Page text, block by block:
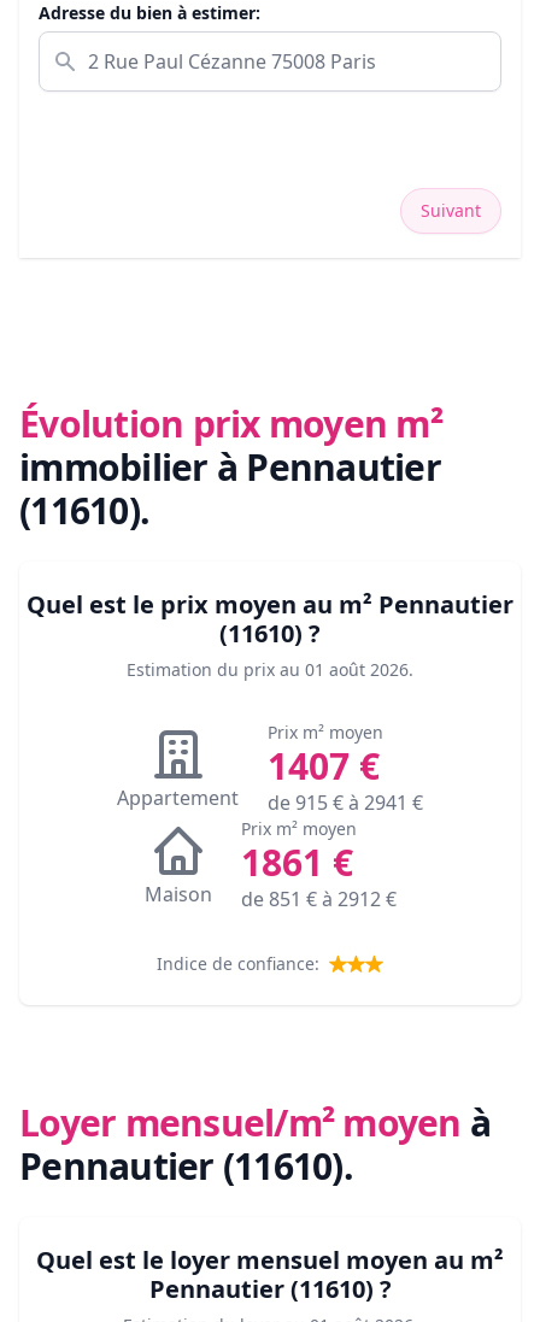
Adresse du bien à estimer:
Suivant
Évolution prix moyen m²
immobilier à Pennautier
(11610).
Quel est le prix moyen au m² Pennautier
(11610) ?
Estimation du prix au 01 août 2026.
Appartement
Prix m² moyen
1407 €
de915€ à 2941 €
Maison
Prix m² moyen
1861 €
de851 € à 2912€
Indice de confiance:
Loyer mensuel/m² moyen à
Pennautier (11610).
Quel est le loyer mensuel moyen au m²
Pennautier (11610) ?